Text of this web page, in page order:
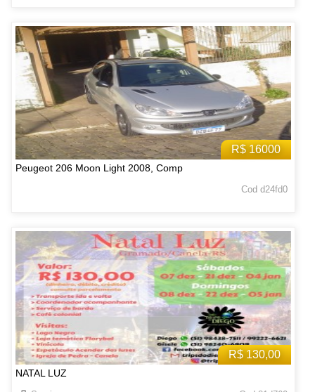
R$ 16000
Peugeot 206 Moon Light 2008, Comp
Cod d24fd0
R$ 130,00
NATAL LUZ